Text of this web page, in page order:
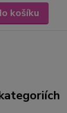
košíku